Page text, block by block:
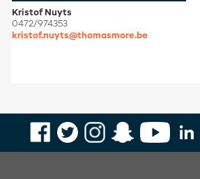
Kristof Nuyts
0472/974353
kristof.nuyts@thomasmore.be